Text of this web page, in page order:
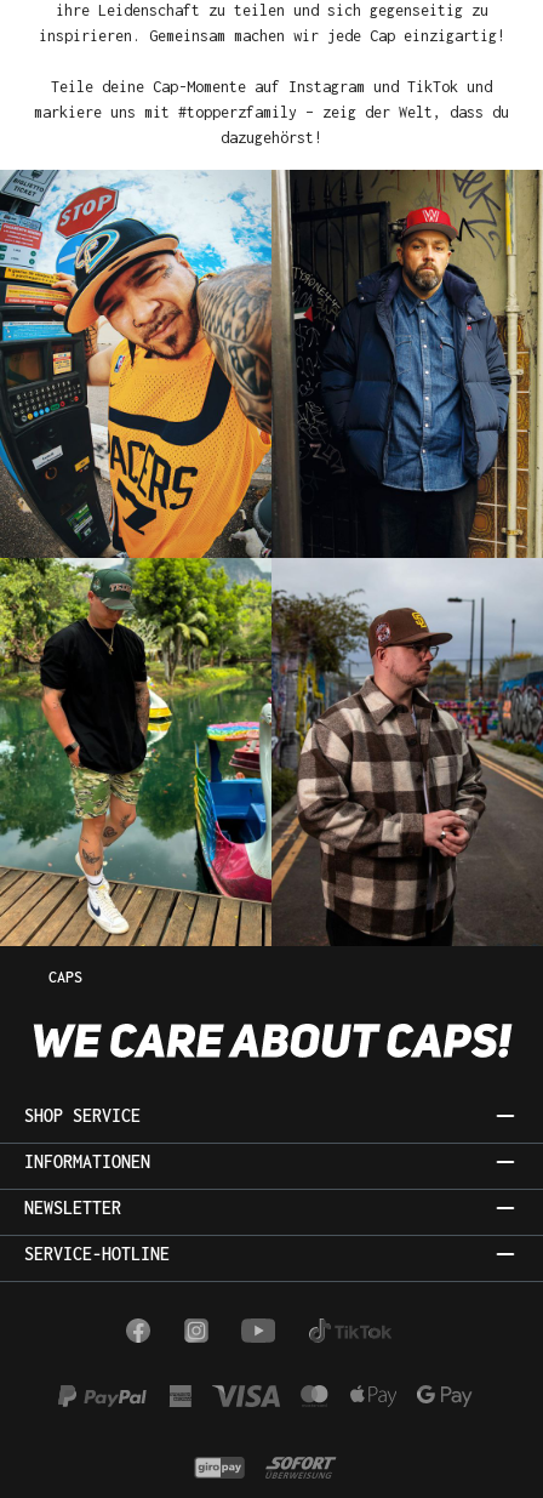
ihre Leidenschaft zu teilen und sich gegenseitig zu
inspirieren. Gemeinsam machen wir jede Cap einzigartig!
Teile deine Cap-Momente auf Instagram und TikTok und
markiere uns mit #topperzfamily – zeig der Welt, dass du
dazugehörst!
CAPS
SHOP SERVICE
INFORMATIONEN
NEWSLETTER
SERVICE-HOTLINE